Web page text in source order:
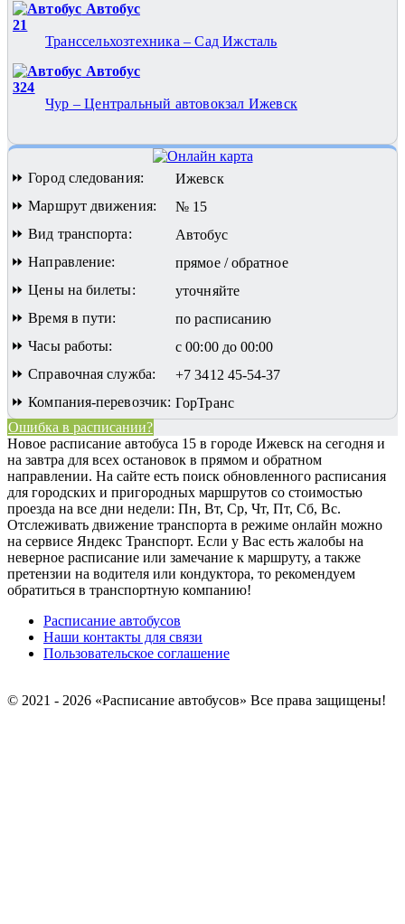
Автобус
21
Транссельхозтехника – Сад Ижсталь
Автобус
324
Чур – Центральный автовокзал Ижевск
⏩ Город следования:
Ижевск
⏩ Маршрут движения:
№ 15
⏩ Вид транспорта:
Автобус
⏩ Направление:
прямое / обратное
⏩ Цены на билеты:
уточняйте
⏩ Время в пути:
по расписанию
⏩ Часы работы:
с 00:00 до 00:00
⏩ Справочная служба:
+7 3412 45-54-37
⏩ Компания-перевозчик: ГорТранс
Ошибка в расписании?
Новое расписание автобуса 15 в городе Ижевск на сегодня и
на завтра для всех остановок в прямом и обратном
направлении. На сайте есть поиск обновленного расписания
для городских и пригородных маршрутов со стоимостью
проезда на все дни недели: Пн, Вт, Ср, Чт, Пт, Сб, Вс.
Отслеживать движение транспорта в режиме онлайн можно
на сервисе Яндекс Транспорт. Если у Вас есть жалобы на
неверное расписание или замечание к маршруту, а также
претензии на водителя или кондуктора, то рекомендуем
обратиться в транспортную компанию!
Расписание автобусов
Наши контакты для связи
Пользовательское соглашение
© 2021 - 2026 «Расписание автобусов» Все права защищены!